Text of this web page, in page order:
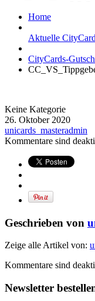
Home
Aktuelle
CityCards-
Keine Kategorie
26. Oktober 2020
unicards_masteradmin
Kommentare sind
Geschrieben von
Zeige alle Artikel von:
Kommentare sind
Newsletter